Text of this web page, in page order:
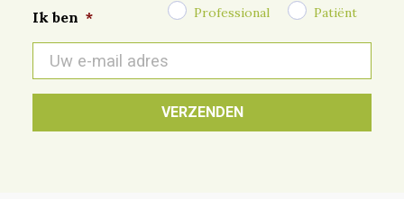
Ik ben * Professional Patiënt
mail
*